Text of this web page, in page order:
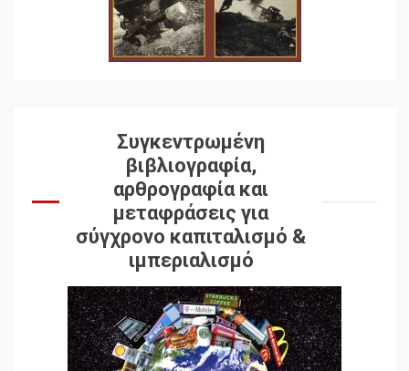
Συγκεντρωμένη
βιβλιογραφία,
αρθρογραφία και
μεταφράσεις για
σύγχρονο καπιταλισμό &
ιμπεριαλισμό